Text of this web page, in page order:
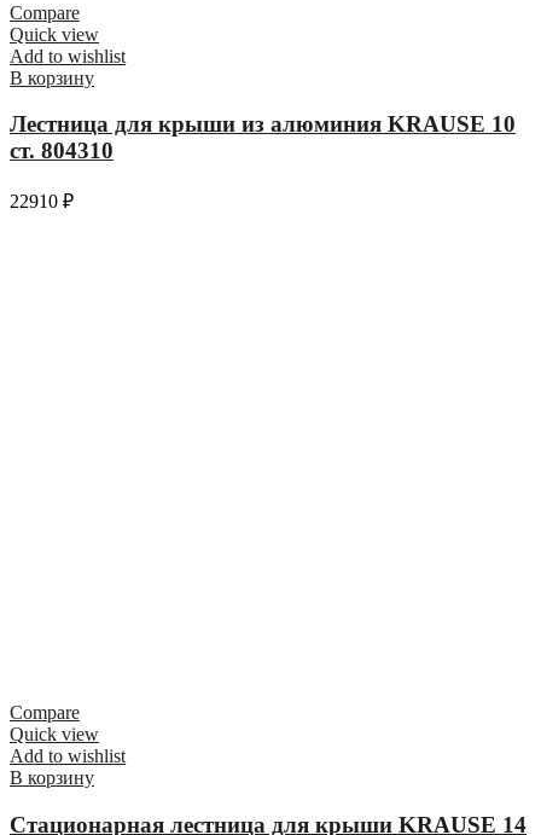
Compare
Quick view
Add to wishlist
В корзину
Лестница для крыши из алюминия KRAUSE 10
ст. 804310
22910 ₽
Compare
Quick view
Add to wishlist
В корзину
Стационарная лестница для крыши KRAUSE 14